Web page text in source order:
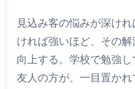
見込み客の悩みが深け
ければ強いほど、その
向上する。学校で勉強
友人の方が、一目置か